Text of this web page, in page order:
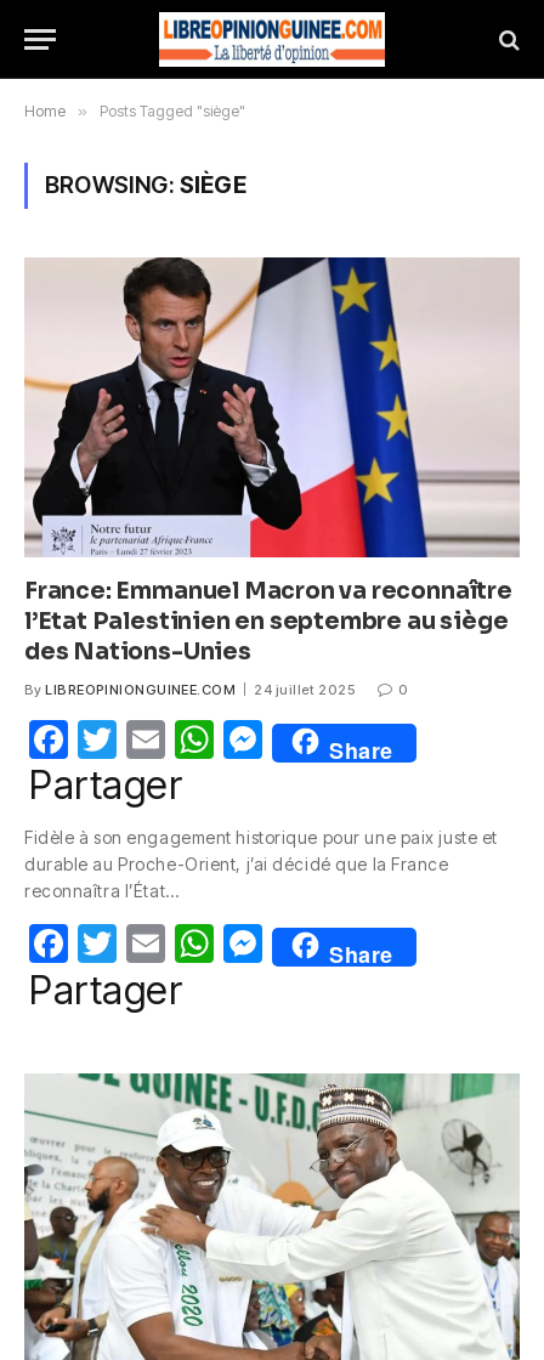
Home » Posts Tagged "siège"
BROWSING: SIÈGE
France: Emmanuel Macron va reconnaître
l’Etat Palestinien en septembre au siège
des Nations-Unies
By LIBREOPINIONGUINEE.COM 24 juillet 2025 0
F
a
e
b
o
o
k
T
w
itt
er
E
m
W
s
p
p
M
e
e
g
er
Share
Partager
Fidèle à son engagement historique pour une paix juste et
durable au Proche-Orient, j’ai décidé que la France
reconnaîtra l’État…
F
a
o
o
k
T
w
itt
E
m
W
A
p
p
M
e
n
g
er
Share
Partager